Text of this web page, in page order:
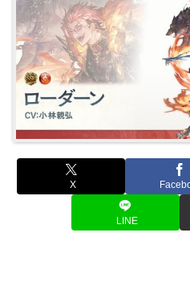
X
LINE